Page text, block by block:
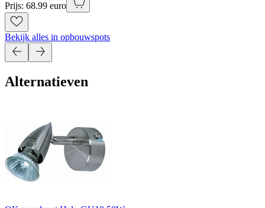
Prijs: 68.99 euro
Bekijk alles in opbouwspots
Alternatieven